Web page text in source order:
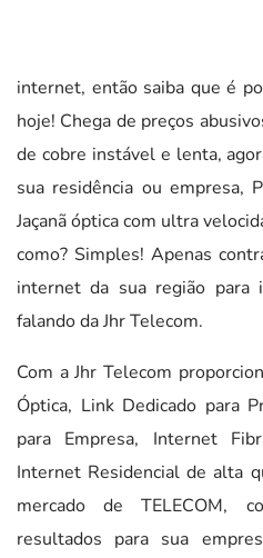
internet, então saiba que é
hoje! Chega de preços
de cobre instável e lenta,
sua residência ou empresa,
Jaçanã óptica com ultra
como? Simples! Apenas
internet da sua região para
falando da Jhr Telecom.
Com a Jhr Telecom
Óptica, Link Dedicado para
para Empresa, Internet
Internet Residencial de alta
mercado de TELECOM,
resultados para sua